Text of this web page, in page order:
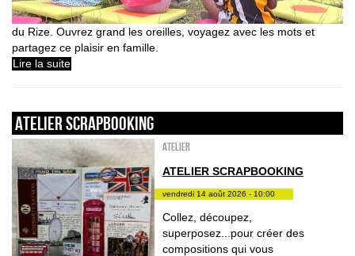
du Rize. Ouvrez grand les oreilles, voyagez avec les mots et
partagez ce plaisir en famille.
Lire la suite
ATELIER SCRAPBOOKING
Atelier
ATELIER SCRAPBOOKING
vendredi 14 août 2026 - 10:00
Collez, découpez,
superposez...pour créer des
compositions qui vous